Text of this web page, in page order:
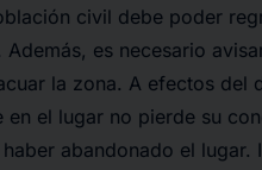
civil debe poder
es necesario
la zona. A efectos del
el lugar no pierde su
abandonado el lugar.